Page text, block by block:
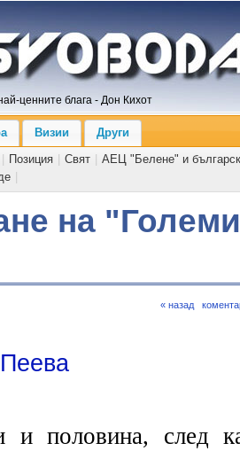
ценните блага - Дон Кихот
Визии
Други
Позиция Свят
АЕЦ "Белене" и
на
« назад
и половина, след